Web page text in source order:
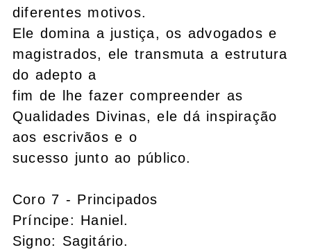
diferentes motivos.
Ele domina a justiça, os advogados e
magistrados, ele transmuta a estrutura
do adepto a
fim de lhe fazer compreender as
Qualidades Divinas, ele dá inspiração
aos escrivãos e o
sucesso junto ao público.
Coro 7 - Principados
Príncipe: Haniel.
Signo: Sagitário.